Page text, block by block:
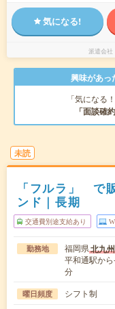
気になる!
派遣会社
興味があっ
「気になる
「面談確
未読
「フルラ」 で
ンド｜長期
交通費別途支給あり
勤務地 福岡県北九
平和通駅か
分
曜日頻度 シフト制